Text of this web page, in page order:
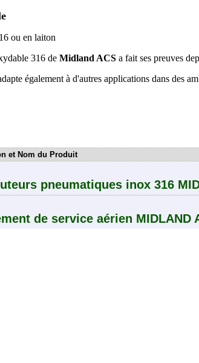
ou en laiton
316 de Midland ACS a fait ses preuves
également à d'autres applications dans des
et Nom du Produit
pneumatiques inox 316
de service aérien MIDLAND